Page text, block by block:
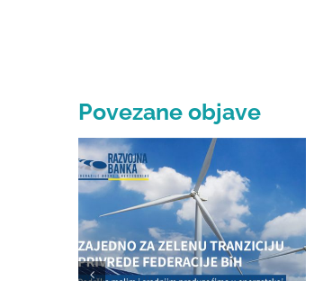
Povezane objave